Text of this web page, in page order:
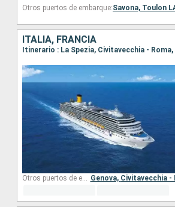
Otros puertos de embarque:Savona, Toulon
ITALIA, FRANCIA
Otros puertos de embarque: Genova, Civitavecchia -